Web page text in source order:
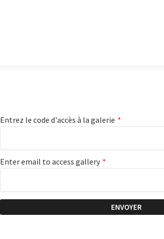
Entrez le code d'accès à la galerie *
Enter email to access gallery *
ENVOYER